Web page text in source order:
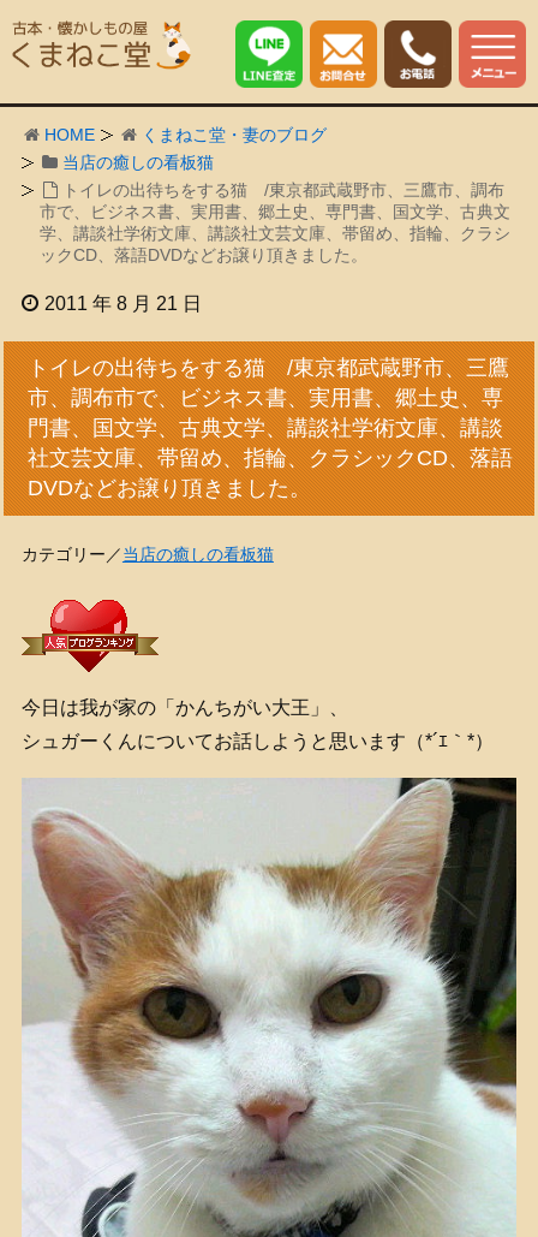
HOME
くまねこ堂・妻のブログ
当店の癒しの看板猫
トイレの出待ちをする猫 /東京都武蔵野市、三鷹市、調布
市で、ビジネス書、実用書、郷土史、専門書、国文学、古典文
学、講談社学術文庫、講談社文芸文庫、帯留め、指輪、クラシ
ックCD、落語DVDなどお譲り頂きました。
2011 年 8 月 21 日
トイレの出待ちをする猫 /東京都武蔵野市、三鷹
市、調布市で、ビジネス書、実用書、郷土史、専
門書、国文学、古典文学、講談社学術文庫、講談
社文芸文庫、帯留め、指輪、クラシックCD、落語
DVDなどお譲り頂きました。
カテゴリー／当店の癒しの看板猫
今日は我が家の「かんちがい大王」、
シュガーくんについてお話しようと思います（*´ｴ｀*）